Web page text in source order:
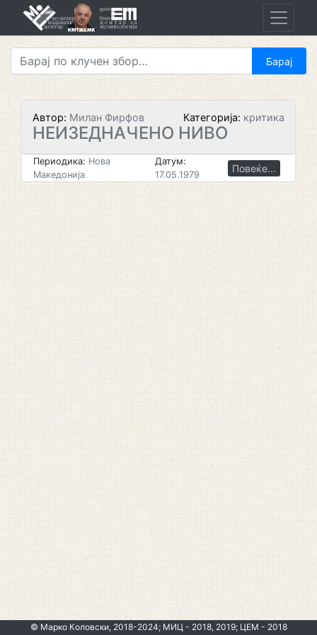
Автор: Милан Фирфов Категорија: критика
НЕИЗЕДНАЧЕНО НИВО
Периодика: Нова
Македонија
Датум:
17.05.1979
Повеќе...
© Марко Коловски, 2018-2024; МИЦ - 2018, 2019; ЦЕМ - 2018